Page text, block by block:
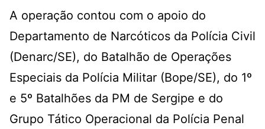
A operação contou com o apoio do
Departamento de Narcóticos da Polícia Civil
(Denarc/SE), do Batalhão de Operações
Especiais da Polícia Militar (Bope/SE), do 1º
e 5º Batalhões da PM de Sergipe e do
Grupo Tático Operacional da Polícia Penal